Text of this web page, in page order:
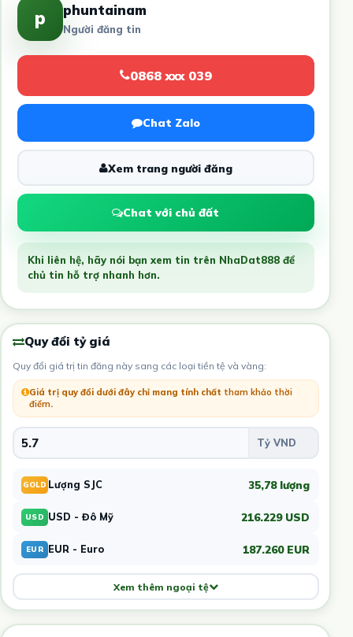
p phuntainam
Người đăng tin
0868 xxx 039
Chat Zalo
Xem trang người đăng
Chat với chủ đất
Khi liên hệ, hãy nói bạn xem tin trên NhaDat888 để
chủ tin hỗ trợ nhanh hơn.
Quy đổi tỷ giá
Quy đổi giá trị tin đăng này sang các loại tiền tệ và vàng:
Giá trị quy đổi dưới đây chỉ mang tính chất tham khảo thời
điểm.
GOLD Lượng SJC 35,78 lượng
USD USD - Đô Mỹ 216.229 USD
EUR EUR - Euro 187.260 EUR
Xem thêm ngoại tệ